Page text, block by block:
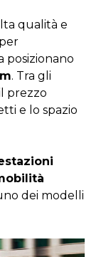
qualità e
posizionano
. Tra gli
prezzo
e lo spazio
dei modelli